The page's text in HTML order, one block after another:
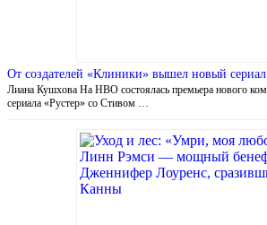
От создателей «Клиники» вышел новый
Лиана Кушхова На HBO состоялась премьера нового
сериала «Рустер» со Стивом …